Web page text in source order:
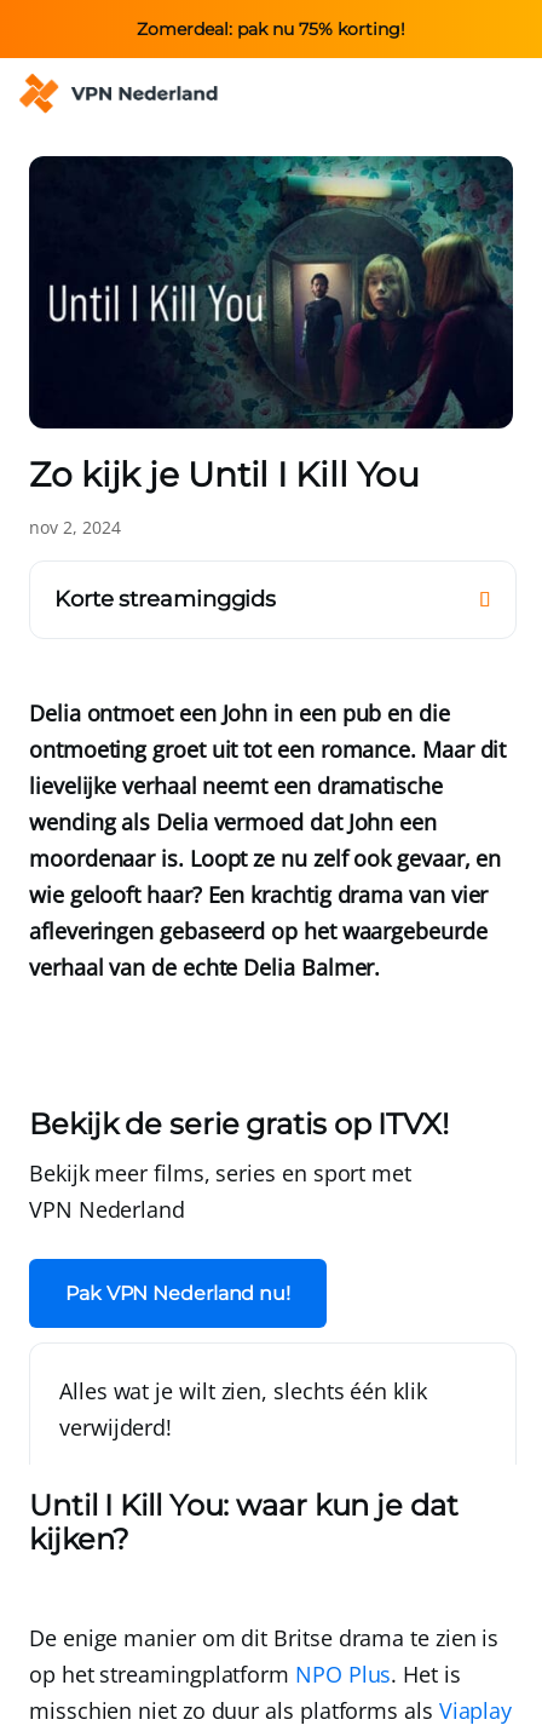
Zomerdeal: pak nu 75% korting!
Zo kijk je Until I Kill You
nov 2, 2024
Korte streaminggids
Delia ontmoet een John in een pub en die
ontmoeting groet uit tot een romance. Maar dit
lievelijke verhaal neemt een dramatische
wending als Delia vermoed dat John een
moordenaar is. Loopt ze nu zelf ook gevaar, en
wie gelooft haar? Een krachtig drama van vier
afleveringen gebaseerd op het waargebeurde
verhaal van de echte Delia Balmer.
Bekijk de serie gratis op ITVX!
Bekijk meer films, series en sport met
VPN Nederland
Pak VPN Nederland nu!
Alles wat je wilt zien, slechts één klik
verwijderd!
Until I Kill You: waar kun je dat
kijken?
De enige manier om dit Britse drama te zien is
op het streamingplatform NPO Plus. Het is
misschien niet zo duur als platforms als Viaplay